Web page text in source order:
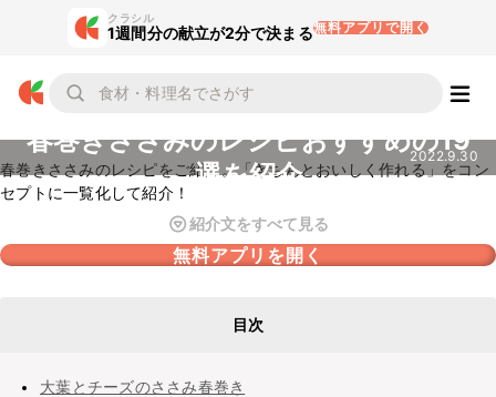
クラシル
1週間分の献立が2分で決まる無料アプリで開く
春巻きささみのレシピおすすめの19
選を紹介
2022.9.30
春巻きささみのレシピをご紹介。「きちんとおいしく作れる」をコン
セプトに一覧化して紹介！
紹介文をすべて見る
無料アプリを開く
目次
大葉とチーズのささみ春巻き